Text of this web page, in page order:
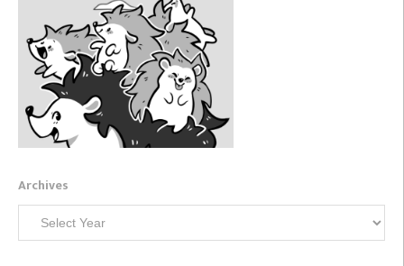
Archives